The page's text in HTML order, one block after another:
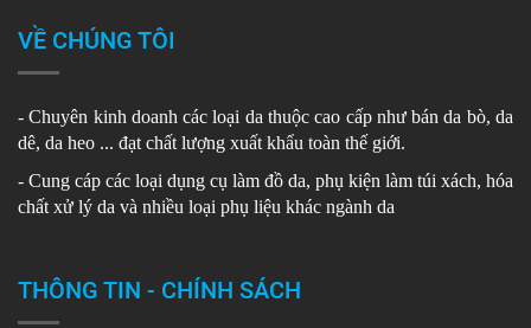
VỀ CHÚNG TÔI
- Chuyên kinh doanh các loại da thuộc cao cấp như bán da bò, da
dê, da heo ... đạt chất lượng xuất khẩu toàn thế giới.
- Cung cáp các loại dụng cụ làm đồ da, phụ kiện làm túi xách, hóa
chất xử lý da và nhiều loại phụ liệu khác ngành da
THÔNG TIN - CHÍNH SÁCH